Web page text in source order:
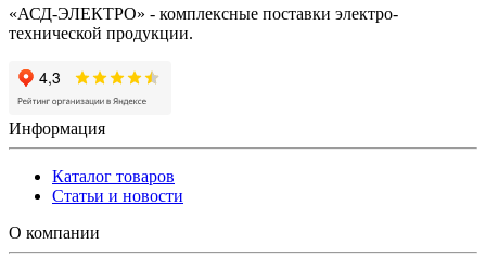
«АСД-ЭЛЕКТРО» - комплексные поставки электро-
технической продукции.
Информация
Каталог товаров
Статьи и новости
О компании